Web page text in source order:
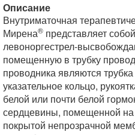
Описание
Внутриматочная
Мирена® представляет
левоноргестрел-
помещенную в трубку
проводника являются
указательное кольцо,
белой или почти белой
сердцевины, помещенной на
покрытой непрозрачной